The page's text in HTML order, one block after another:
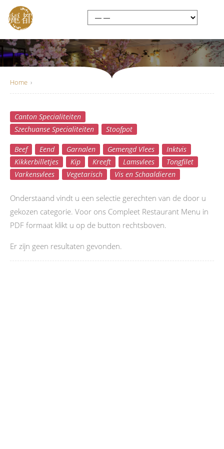
Home ›
Canton Specialiteiten
Szechuanse Specialiteiten
Stoofpot
Beef Eend Garnalen Gemengd Vlees
Inktvis
Kikkerbilletjes
Kip Kreeft Lamsvlees
Tongfilet
Varkensvlees
Vegetarisch Vis en Schaaldieren
Onderstaand vindt u een selectie gerechten van de door u
gekozen categorie. Voor ons Compleet Restaurant Menu in
PDF formaat klikt u op de button rechtsboven.
Er zijn geen resultaten gevonden.